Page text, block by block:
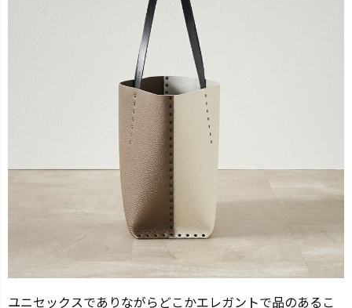
ユニセックスでありながらどこかエレガントで品のあるこ